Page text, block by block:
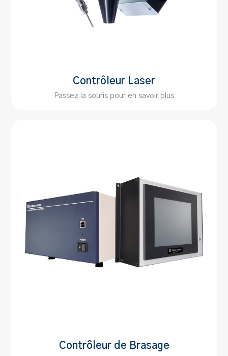
Contrôleur Laser
Passez la souris pour en savoir plus
Contrôleur de Brasage